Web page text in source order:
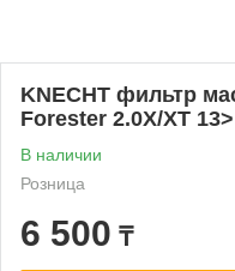
KNECHT фильтр
Forester 2.0X/XT
В наличии
Розница
6 500 ₸